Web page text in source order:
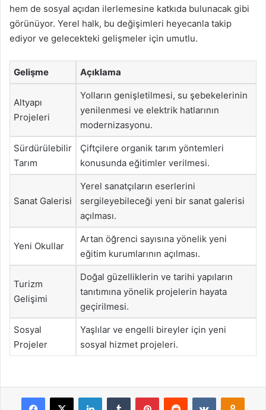
hem de sosyal açıdan ilerlemesine katkıda bulunacak gibi
görünüyor. Yerel halk, bu değişimleri heyecanla takip
ediyor ve gelecekteki gelişmeler için umutlu.
Gelişme Açıklama
Altyapı
Projeleri
Yolların genişletilmesi, su şebekelerinin
yenilenmesi ve elektrik hatlarının
modernizasyonu.
Sürdürülebilir
Tarım
Çiftçilere organik tarım yöntemleri
konusunda eğitimler verilmesi.
Sanat Galerisi
Yerel sanatçıların eserlerini
sergileyebileceği yeni bir sanat galerisi
açılması.
Yeni Okullar
Artan öğrenci sayısına yönelik yeni
eğitim kurumlarının açılması.
Turizm
Gelişimi
Doğal güzelliklerin ve tarihi yapıların
tanıtımına yönelik projelerin hayata
geçirilmesi.
Sosyal
Projeler
Yaşlılar ve engelli bireyler için yeni
sosyal hizmet projeleri.
Facebook
X LinkedInTumblr PinterestReddit VKontakte